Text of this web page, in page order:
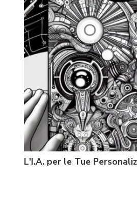
L'I.A. per le Tue